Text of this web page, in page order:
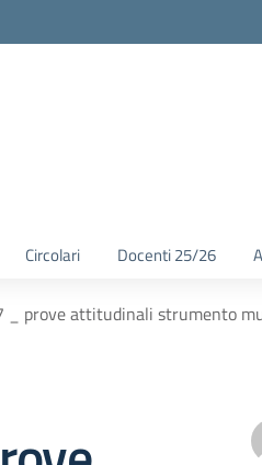
Circolari Docenti 25/26
_ prove attitudinali strumento